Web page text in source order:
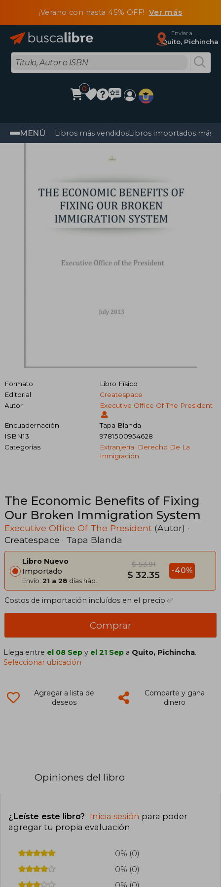
¡Verano con hasta 45% OFF! Ver más
Enviar a
Quito, Pichincha
0
MENÚ Libros más vendidosLibros importados más
Formato
Libro Físico
Editorial
Createspace
Autor
Executive Office Of The President
Encuadernación
Tapa Blanda
ISBN13
9781500954628
Categorías
Extranjería. Derecho De La
Inmigración
The Economic Benefits of Fixing
Our Broken Immigration System
Executive Office Of The President (Autor) ·
Createspace · Tapa Blanda
Libro Nuevo
Importado
Envío: 21 a 28 días háb.
$ 53.91
$ 32.35 -40%
Costos de importación incluídos en el precio ✅
Comprar
Llega entre el 08 Sep y el 21 Sep a Quito, Pichincha.
Seleccionar ubicación
Agregar a lista de
deseos
Comparte y gana
dinero
Opiniones del libro
¿Leíste este libro? Inicia sesión para poder
agregar tu propia evaluación.
0% (0)
0% (0)